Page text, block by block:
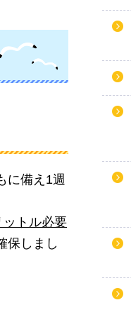
に備え1週
ットル必要
保しまし